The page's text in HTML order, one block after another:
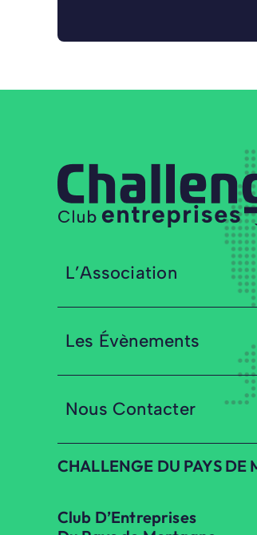
Les Évènements
Du Pays de Mortagne